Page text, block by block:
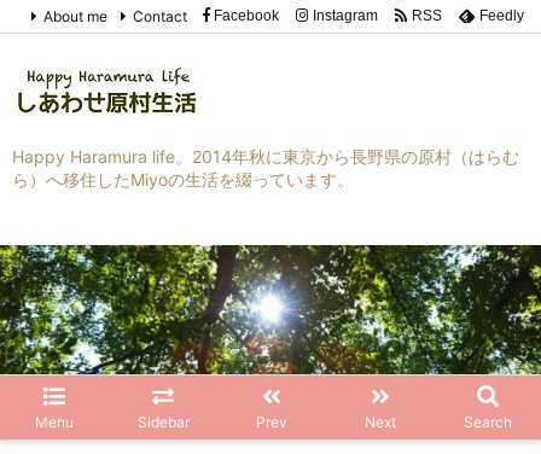
Happy Haramura life。2014年秋に東京から長野県の原村（はらむ
ら）へ移住したMiyoの生活を綴っています。
Menu Sidebar Prev Next Search
About me Contact Facebook Instagram RSS Feedly